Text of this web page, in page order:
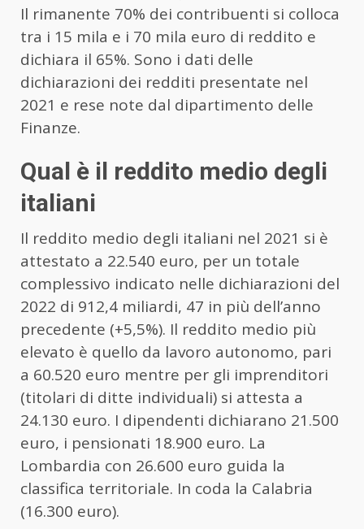
Il rimanente 70% dei contribuenti si colloca
tra i 15 mila e i 70 mila euro di reddito e
dichiara il 65%. Sono i dati delle
dichiarazioni dei redditi presentate nel
2021 e rese note dal dipartimento delle
Finanze.
Qual è il reddito medio degli
italiani
Il reddito medio degli italiani nel 2021 si è
attestato a 22.540 euro, per un totale
complessivo indicato nelle dichiarazioni del
2022 di 912,4 miliardi, 47 in più dell’anno
precedente (+5,5%). Il reddito medio più
elevato è quello da lavoro autonomo, pari
a 60.520 euro mentre per gli imprenditori
(titolari di ditte individuali) si attesta a
24.130 euro. I dipendenti dichiarano 21.500
euro, i pensionati 18.900 euro. La
Lombardia con 26.600 euro guida la
classifica territoriale. In coda la Calabria
(16.300 euro).